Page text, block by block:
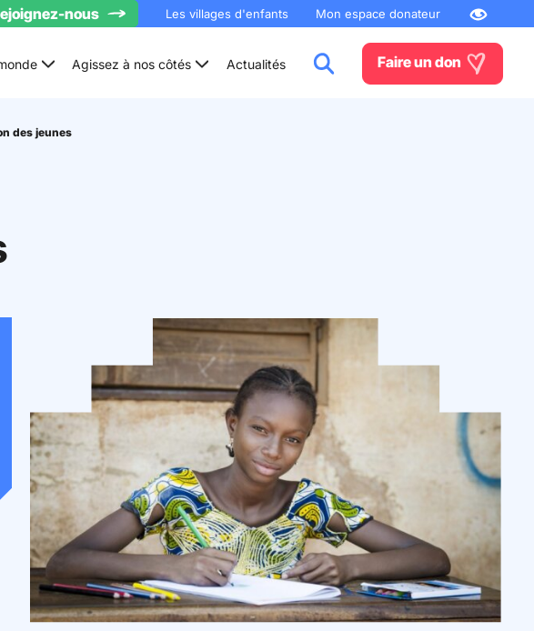
nous Les villages d'enfants Mon espace donateur
Agissez à nos côtés Actualités Faire un don
des jeunes